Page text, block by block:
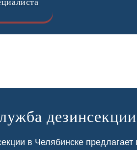
в Челябинске